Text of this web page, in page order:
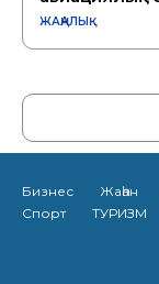
ЖАҢАЛЫҚ
Бизнес Жаһан
Спорт
ТУРИЗМ